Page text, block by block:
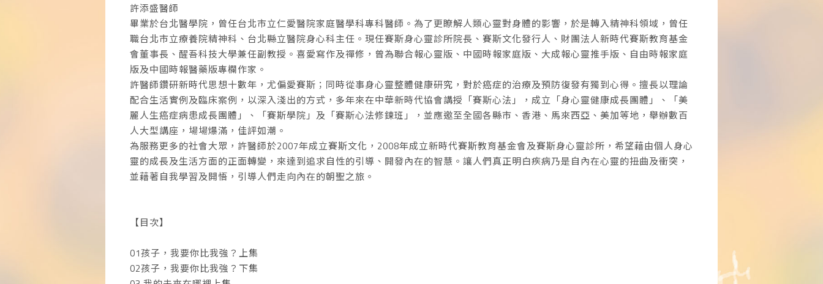
許添盛醫師
畢業於台北醫學院，曾任台北市立仁愛醫院家庭醫學科專科醫師。為了更瞭解人類心靈對身體的影響，於是轉入精神科領域，曾任
職台北市立療養院精神科、台北縣立醫院身心科主任。現任賽斯身心靈診所院長、賽斯文化發行人、財團法人新時代賽斯教育基金
會董事長、醒吾科技大學兼任副教授。喜愛寫作及禪修，曾為聯合報心靈版、中國時報家庭版、大成報心靈推手版、自由時報家庭
版及中國時報醫藥版專欄作家。
許醫師鑽研新時代思想十數年，尤偏愛賽斯；同時從事身心靈整體健康研究，對於癌症的治療及預防復發有獨到心得。擅長以理論
配合生活實例及臨床案例，以深入淺出的方式，多年來在中華新時代協會講授「賽斯心法」，成立「身心靈健康成長團體」、「美
麗人生癌症病患成長團體」、「賽斯學院」及「賽斯心法修鍊班」，並應邀至全國各縣市、香港、馬來西亞、美加等地，舉辦數百
人大型講座，場場爆滿，佳評如潮。
為服務更多的社會大眾，許醫師於2007年成立賽斯文化，2008年成立新時代賽斯教育基金會及賽斯身心靈診所，希望藉由個人身心
靈的成長及生活方面的正面轉變，來達到追求自性的引導、開發內在的智慧。讓人們真正明白疾病乃是自內在心靈的扭曲及衝突，
並藉著自我學習及開悟，引導人們走向內在的朝聖之旅。
【目次】
01孩子，我要你比我強？上集
02孩子，我要你比我強？下集